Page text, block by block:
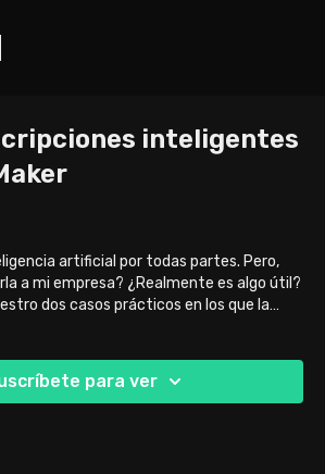
inteligentes
artificial por todas partes. Pero,
a mi empresa? ¿Realmente es algo útil?
dos casos prácticos en los que la
ayuda de manera notable y, además,
para ver